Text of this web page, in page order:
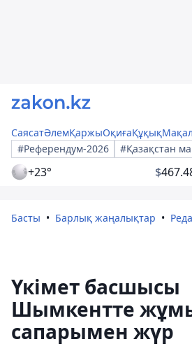
СаясатӘлемҚаржыОқиғаҚұқық
#Референдум-2026
#Қазақстан
+23° $
Басты Барлық жаңалықтар
Үкімет басшысы
Шымкентте
сапарымен жүр